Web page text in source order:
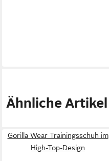
Ähnliche Artikel
Gorilla Wear Trainingsschuh im
High-Top-Design